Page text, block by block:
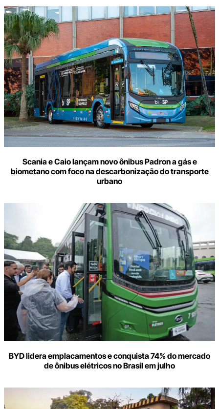
Scania e Caio lançam novo ônibus Padron a gás e
biometano com foco na descarbonização do transporte
urbano
BYD lidera emplacamentos e conquista 74% do mercado
de ônibus elétricos no Brasil em julho